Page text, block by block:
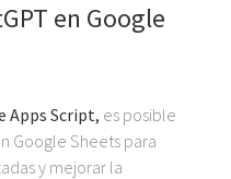
en Google
Apps Script, es posible
Google Sheets para
y mejorar la